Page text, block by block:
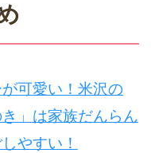
可愛い！米沢の
き」は家族だんらん
やすい！